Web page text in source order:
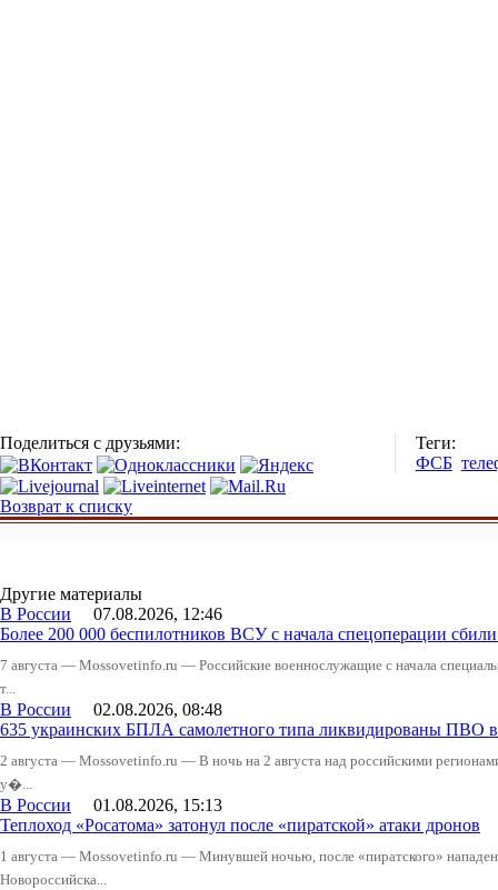
Поделиться с друзьями:
Теги:
ФСБ
Возврат к списку
Другие материалы
В России 07.08.2026, 12:46
Более 200 000 беспилотников ВСУ с начала спецоперации
7 августа — Mossovetinfo.ru — Российские военнослужащие с начала
т...
В России 02.08.2026, 08:48
635 украинских БПЛА самолетного типа ликвидированы ПВО
2 августа — Mossovetinfo.ru — В ночь на 2 августа над российскими
у�...
В России 01.08.2026, 15:13
Теплоход «Росатома» затонул после «пиратской» атаки дронов
1 августа — Mossovetinfo.ru — Минувшей ночью, после «пиратского»
Новороссийска...